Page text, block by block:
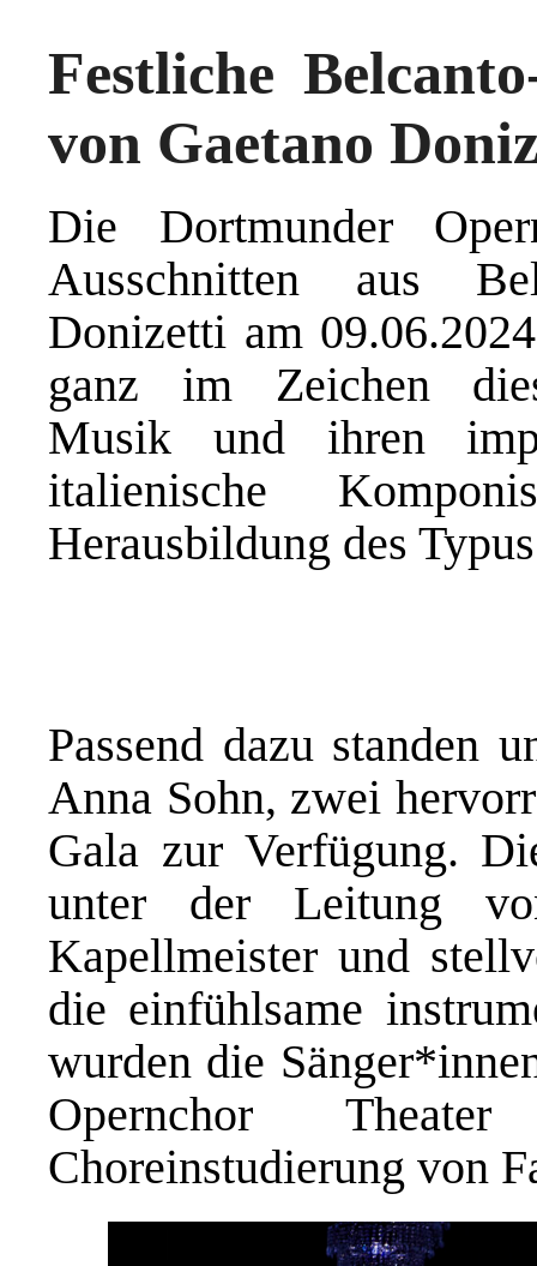
Festliche
von Gaetano
Die Dortmunder
Ausschnitten aus
Donizetti am
ganz im Zeichen
Musik und ihren
italienische
Herausbildung des
Passend dazu standen
Anna Sohn, zwei
Gala zur Verfügung.
unter der Leitung
Kapellmeister und
die einfühlsame
wurden die
Opernchor
Choreinstudierung von